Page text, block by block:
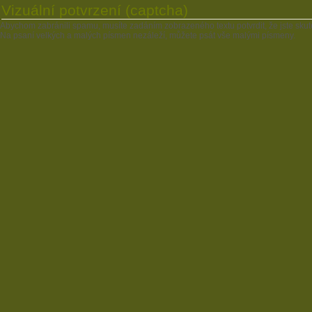
Vizuální potvrzení (captcha)
Abychom zabránili spamu, musíte zadáním zobrazeného textu potvrdit, že jste
Na psaní velkých a malých písmen nezáleží, můžete psát vše malými písmeny.